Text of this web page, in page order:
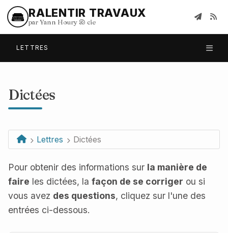
RALENTIR TRAVAUX
par Yann Houry & cie
LETTRES
Dictées
Lettres Dictées
Pour obtenir des informations sur la manière de
faire les dictées, la façon de se corriger ou si
vous avez des questions, cliquez sur l'une des
entrées ci-dessous.